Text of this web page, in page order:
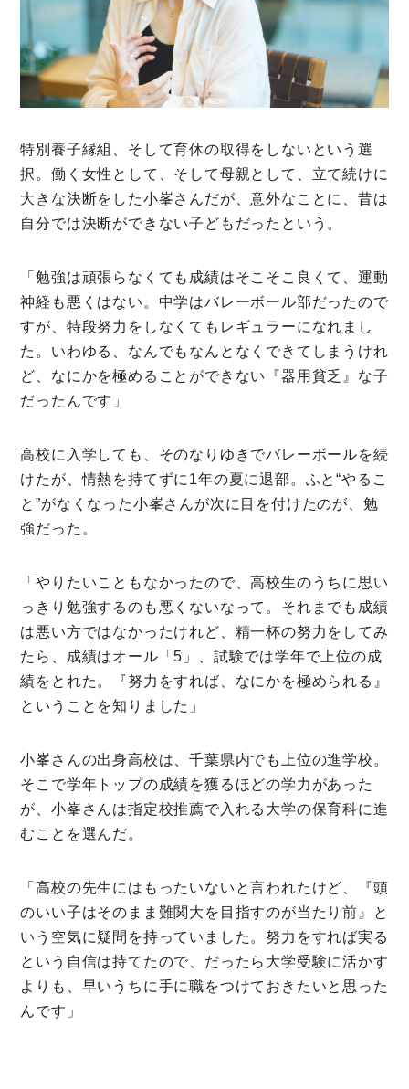
プライバシーポリシー
特別養子縁組、そして育休の取得をしないという選
択。働く女性として、そして母親として、立て続けに
大きな決断をした小峯さんだが、意外なことに、昔は
自分では決断ができない子どもだったという。
「勉強は頑張らなくても成績はそこそこ良くて、運動
神経も悪くはない。中学はバレーボール部だったので
すが、特段努力をしなくてもレギュラーになれまし
た。いわゆる、なんでもなんとなくできてしまうけれ
ど、なにかを極めることができない『器用貧乏』な子
だったんです」
高校に入学しても、そのなりゆきでバレーボールを続
けたが、情熱を持てずに1年の夏に退部。ふと“やるこ
と”がなくなった小峯さんが次に目を付けたのが、勉
強だった。
「やりたいこともなかったので、高校生のうちに思い
っきり勉強するのも悪くないなって。それまでも成績
は悪い方ではなかったけれど、精一杯の努力をしてみ
たら、成績はオール「5」、試験では学年で上位の成
績をとれた。『努力をすれば、なにかを極められる』
ということを知りました」
小峯さんの出身高校は、千葉県内でも上位の進学校。
そこで学年トップの成績を獲るほどの学力があった
が、小峯さんは指定校推薦で入れる大学の保育科に進
むことを選んだ。
「高校の先生にはもったいないと言われたけど、『頭
のいい子はそのまま難関大を目指すのが当たり前』と
いう空気に疑問を持っていました。努力をすれば実る
という自信は持てたので、だったら大学受験に活かす
よりも、早いうちに手に職をつけておきたいと思った
んです」